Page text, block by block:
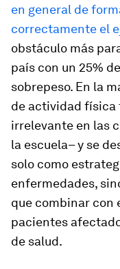
en general de
correctamente el
obstáculo más
país con un 25%
sobrepeso. En la
de actividad física
irrelevante en las
la escuela– y se
solo como
enfermedades,
que combinar con
pacientes
de salud.